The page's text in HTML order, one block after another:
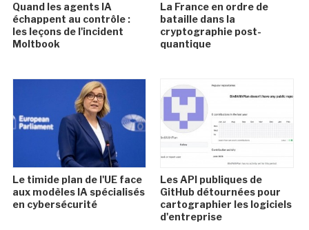
Quand les agents IA
échappent au contrôle :
les leçons de l'incident
Moltbook
La France en ordre de
bataille dans la
cryptographie post-
quantique
Le timide plan de l'UE face
aux modèles IA spécialisés
en cybersécurité
Les API publiques de
GitHub détournées pour
cartographier les logiciels
d'entreprise